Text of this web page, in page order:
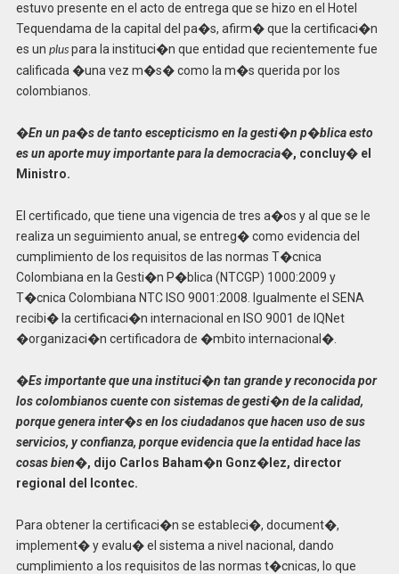
estuvo presente en el acto de entrega que se hizo en el Hotel
Tequendama de la capital del pa�s, afirm� que la certificaci�n
es un pluspara la instituci�n que entidad que recientemente fue
calificada �una vez m�s� como la m�s querida por los
colombianos.
�En un pa�s de tanto escepticismo en la gesti�n p�blica esto
es un aporte muy importante para la democracia�, concluy� el
Ministro.
El certificado, que tiene una vigencia de tres a�os y al que se le
realiza un seguimiento anual, se entreg� como evidencia del
cumplimiento de los requisitos de las normas T�cnica
Colombiana en la Gesti�n P�blica (NTCGP) 1000:2009 y
T�cnica Colombiana NTC ISO 9001:2008. Igualmente el SENA
recibi� la certificaci�n internacional en ISO 9001 de IQNet
�organizaci�n certificadora de �mbito internacional�.
�Es importante que una instituci�n tan grande y reconocida por
los colombianos cuente con sistemas de gesti�n de la calidad,
porque genera inter�s en los ciudadanos que hacen uso de sus
servicios, y confianza, porque evidencia que la entidad hace las
cosas bien�, dijo Carlos Baham�n Gonz�lez, director
regional del Icontec.
Para obtener la certificaci�n se estableci�, document�,
implement� y evalu� el sistema a nivel nacional, dando
cumplimiento a los requisitos de las normas t�cnicas, lo que